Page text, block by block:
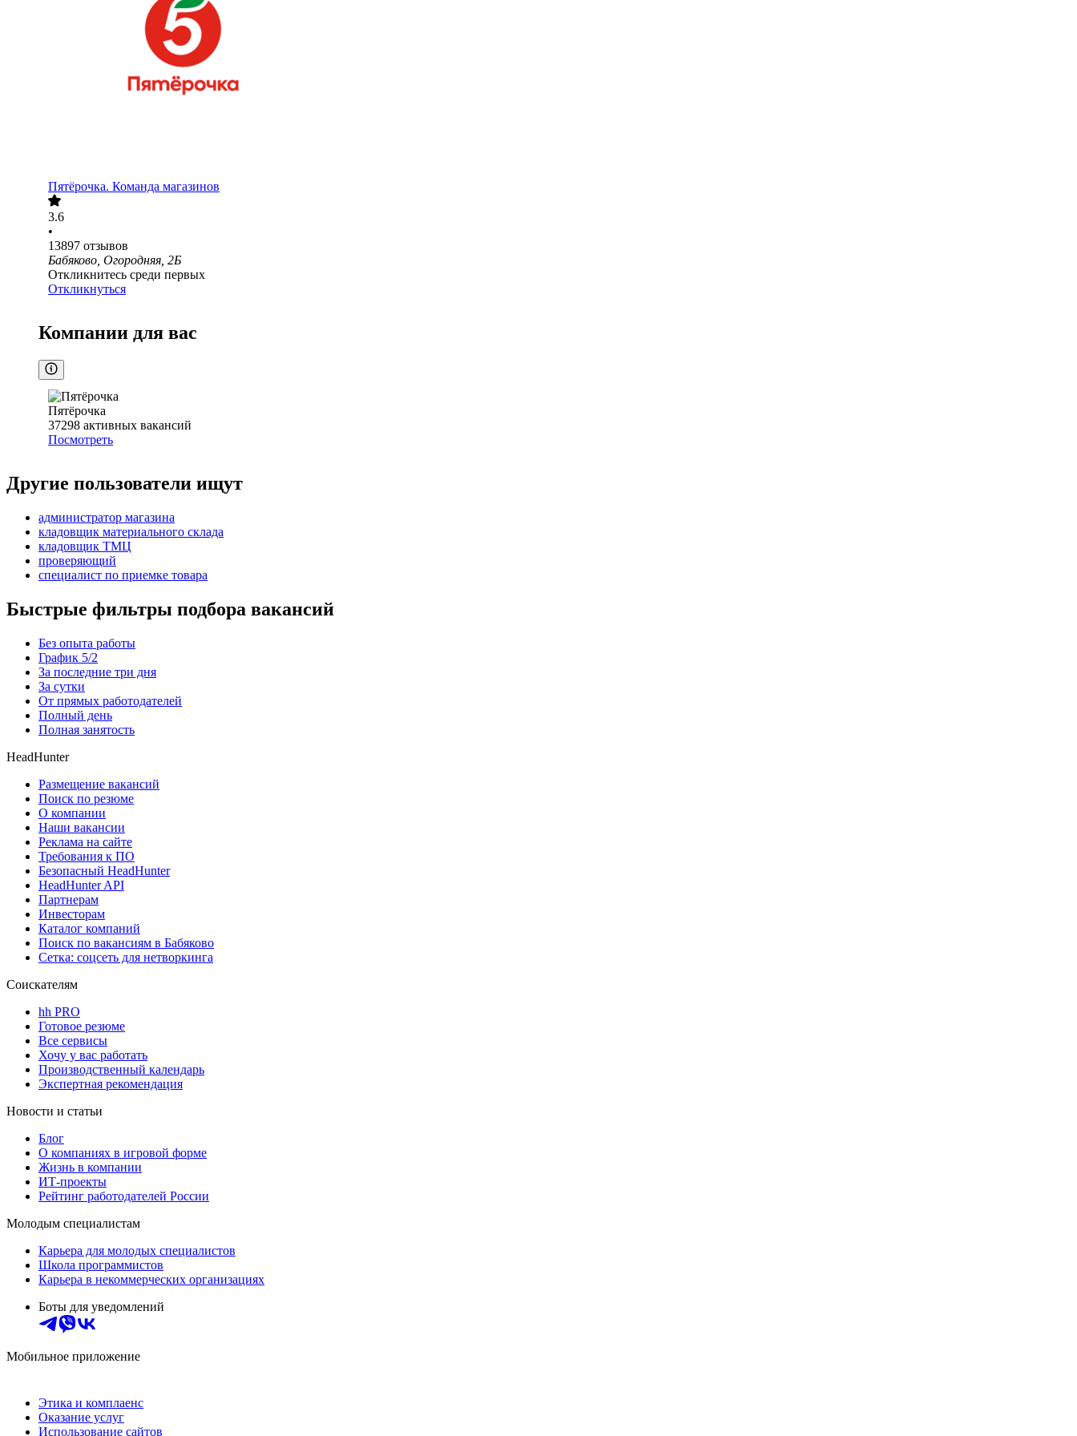
Пятёрочка. Команда магазинов
3.6
•
13897 отзывов
Бабяково, Огородняя, 2Б
Откликнитесь среди первых
Откликнуться
Компании для вас
Пятёрочка
37298 активных вакансий
Посмотреть
Другие пользователи ищут
администратор магазина
кладовщик материального склада
кладовщик ТМЦ
проверяющий
специалист по приемке товара
Быстрые фильтры подбора вакансий
Без опыта работы
График 5/2
За последние три дня
За сутки
От прямых работодателей
Полный день
Полная занятость
HeadHunter
Размещение вакансий
Поиск по резюме
О компании
Наши вакансии
Реклама на сайте
Требования к ПО
Безопасный HeadHunter
HeadHunter API
Партнерам
Инвесторам
Каталог компаний
Поиск по вакансиям в Бабяково
Сетка: соцсеть для нетворкинга
Соискателям
hh PRO
Готовое резюме
Все сервисы
Хочу у вас работать
Производственный календарь
Экспертная рекомендация
Новости и статьи
Блог
О компаниях в игровой форме
Жизнь в компании
ИТ-проекты
Рейтинг работодателей России
Молодым специалистам
Карьера для молодых специалистов
Школа программистов
Карьера в некоммерческих организациях
Боты для уведомлений
Мобильное приложение
Этика и комплаенс
Оказание услуг
Использование сайтов